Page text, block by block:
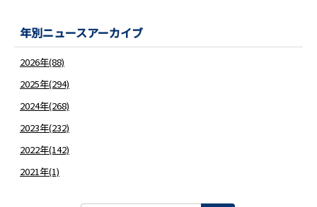
年別ニュースアーカイブ
2026年(88)
2025年(294)
2024年(268)
2023年(232)
2022年(142)
2021年(1)